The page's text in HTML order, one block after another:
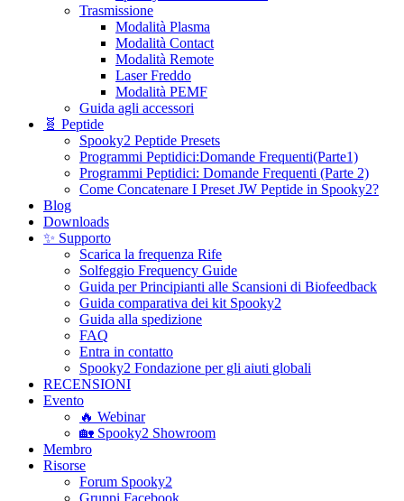
Trasmissione
Modalità Plasma
Modalità Contact
Modalità Remote
Laser Freddo
Modalità PEMF
Guida agli accessori
🧬 Peptide
Spooky2 Peptide Presets
Programmi Peptidici:Domande Frequenti(Parte1)
Programmi Peptidici: Domande Frequenti (Parte 2)
Come Concatenare I Preset JW Peptide in Spooky2?
Blog
Downloads
✨ Supporto
Scarica la frequenza Rife
Solfeggio Frequency Guide
Guida per Principianti alle Scansioni di Biofeedback
Guida comparativa dei kit Spooky2
Guida alla spedizione
FAQ
Entra in contatto
Spooky2 Fondazione per gli aiuti globali
RECENSIONI
Evento
🔥 Webinar
🏡 Spooky2 Showroom
Membro
Risorse
Forum Spooky2
Gruppi Facebook